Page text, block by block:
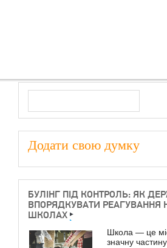
Search
Додати свою думку
БУЛІНГ ПІД КОНТРОЛЬ: ЯК
ВПОРЯДКУВАТИ РЕАГУВАННЯ
ШКОЛАХ
Школа — це
значну